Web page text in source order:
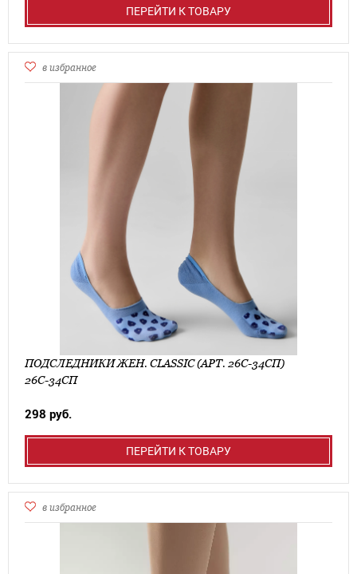
ПЕРЕЙТИ К ТОВАРУ
в избранное
ПОДСЛЕДНИКИ ЖЕН. CLASSIC (АРТ. 26С-34СП)
26С-34СП
298 руб.
ПЕРЕЙТИ К ТОВАРУ
в избранное